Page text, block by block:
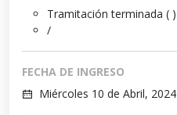
Tramitación terminada ( )
/
FECHA DE INGRESO
Miércoles 10 de Abril, 2024